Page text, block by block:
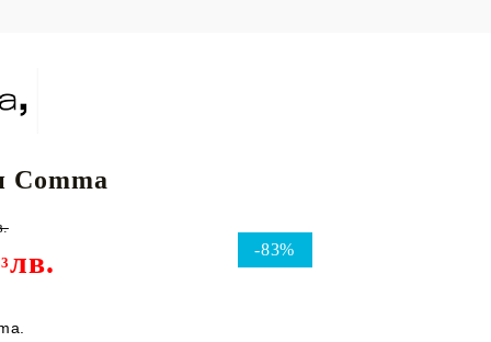
Comma
-83%
лв.